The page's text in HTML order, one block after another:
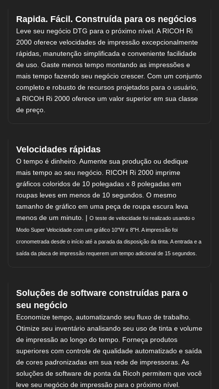
Rapida. Fácil. Construída para os negócios
Leve seu negócio DTG para o próximo nível. A RICOH Ri
2000 oferece velocidades de impressão excepcionalmente
rápidas, manutenção simplificada e conveniente facilidade
de uso. Gaste menos tempo montando as impressões e
mais tempo fazendo seu negócio crescer. Com um conjunto
completo e robusto de recursos projetados para o usuário,
a RICOH Ri 2000 oferece um valor superior em sua classe
de preço.
Velocidades rápidas
O tempo é dinheiro. Aumente sua produção ou dedique
mais tempo ao seu negócio. RICOH Ri 2000 imprime
gráficos coloridos de 10 polegadas x 8 polegadas em
roupas leves em menos de 10 segundos. O mesmo
tamanho de gráfico em uma peça de roupa escura leva
menos de um minuto. | O teste de velocidade foi realizado usando o
Modo Super Velocidade com um gráfico 10"W x 8"H. A impressão foi
cronometrada desde o início até a parada da disposição da tinta. A entrada e a
saída da placa de impressão requerem um tempo adicional de 15 segundos.
Soluções de software construídas para o
seu negócio
Economize tempo, automatizando seu fluxo de trabalho.
Otimize seu inventário analisando seu uso de tinta e volume
de impressão ao longo do tempo. Forneça produtos
superiores com controle de qualidade automatizado e saída
de cores padronizadas em sua rede de impressoras. As
soluções de software de ponta da Ricoh permitem que você
leve seu negócio de impressão para o próximo nível.